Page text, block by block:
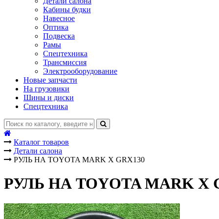
Кабины будки
Навесное
Оптика
Подвеска
Рамы
Спецтехника
Трансмиссия
Электрооборудование
Новые запчасти
На грузовики
Шины и диски
Спецтехника
Каталог товаров
Детали салона
РУЛЬ НА TOYOTA MARK X GRX130
РУЛЬ НА TOYOTA MARK X